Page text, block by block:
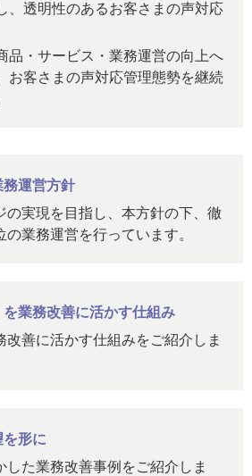
、透明性のあるお客さまの声対応
品・サービス・業務運営の向上へ
お客さまの声対応管理態勢を継続
運営方針
の実現を目指し、本方針の下、徹
業務運営を行っています。
を業務改善に活かす仕組み
改善に活かす仕組みをご紹介しま
形に
した業務改善事例をご紹介しま